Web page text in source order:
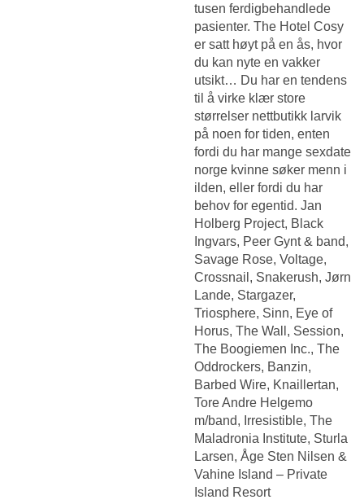
tusen ferdigbehandlede
pasienter. The Hotel Cosy
er satt høyt på en ås, hvor
du kan nyte en vakker
utsikt… Du har en tendens
til å virke klær store
størrelser nettbutikk larvik
på noen for tiden, enten
fordi du har mange sexdate
norge kvinne søker menn i
ilden, eller fordi du har
behov for egentid. Jan
Holberg Project, Black
Ingvars, Peer Gynt & band,
Savage Rose, Voltage,
Crossnail, Snakerush, Jørn
Lande, Stargazer,
Triosphere, Sinn, Eye of
Horus, The Wall, Session,
The Boogiemen Inc., The
Oddrockers, Banzin,
Barbed Wire, Knaillertan,
Tore Andre Helgemo
m/band, Irresistible, The
Maladronia Institute, Sturla
Larsen, Åge Sten Nilsen &
Vahine Island – Private
Island Resort